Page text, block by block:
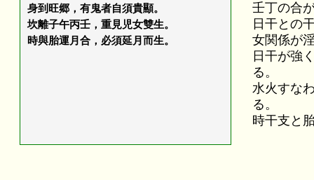
身到旺郷，有鬼者自須貴顯。
坎離子午丙壬，重見児女雙生。
時與胎運月合，必須延月而生。
壬丁の合
日干との
女関係が
日干が強
る。
水火すな
る。
時干支と